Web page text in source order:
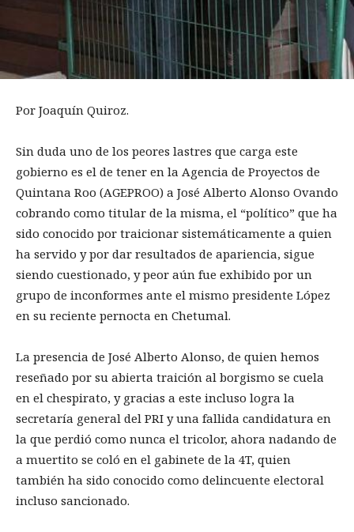
Por Joaquín Quiroz.
Sin duda uno de los peores lastres que carga este
gobierno es el de tener en la Agencia de Proyectos de
Quintana Roo (AGEPROO) a José Alberto Alonso Ovando
cobrando como titular de la misma, el “político” que ha
sido conocido por traicionar sistemáticamente a quien
ha servido y por dar resultados de apariencia, sigue
siendo cuestionado, y peor aún fue exhibido por un
grupo de inconformes ante el mismo presidente López
en su reciente pernocta en Chetumal.
La presencia de José Alberto Alonso, de quien hemos
reseñado por su abierta traición al borgismo se cuela
en el chespirato, y gracias a este incluso logra la
secretaría general del PRI y una fallida candidatura en
la que perdió como nunca el tricolor, ahora nadando de
a muertito se coló en el gabinete de la 4T, quien
también ha sido conocido como delincuente electoral
incluso sancionado.